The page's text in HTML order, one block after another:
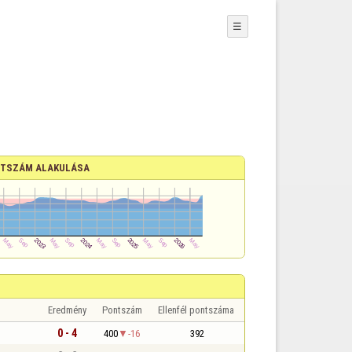
☰
ALAKULÁSA
Eredmény Pontszám Ellenfél pontszáma
0 - 4 400 -16 392